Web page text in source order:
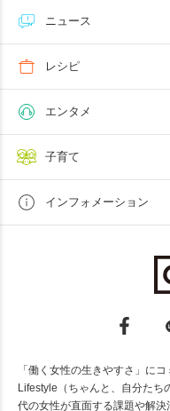
ニュース
レシピ
エンタメ
子育て
インフォメーション
「働く女性の生きやすさ」に
Lifestyle（ちゃんと、自分たち
代の女性が直面する課題や解